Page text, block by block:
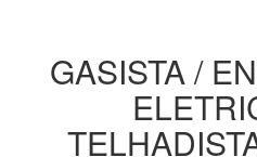
GASISTA /